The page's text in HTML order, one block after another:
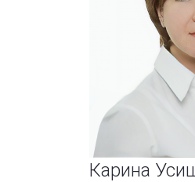
Карина